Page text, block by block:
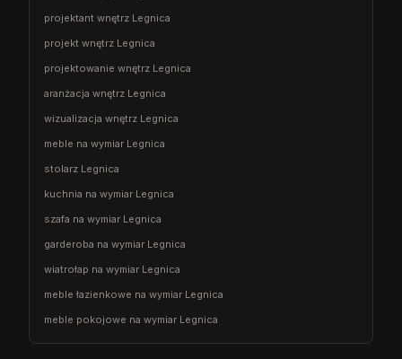
projektant wnętrz Legnica
projekt wnętrz Legnica
projektowanie wnętrz Legnica
aranżacja wnętrz Legnica
wizualizacja wnętrz Legnica
meble na wymiar Legnica
stolarz Legnica
kuchnia na wymiar Legnica
szafa na wymiar Legnica
garderoba na wymiar Legnica
wiatrołap na wymiar Legnica
meble łazienkowe na wymiar Legnica
meble pokojowe na wymiar Legnica